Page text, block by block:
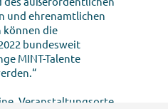
und ehrenamtlichen
die
bundesweit
MINT-Talente
Veranstaltungsorte